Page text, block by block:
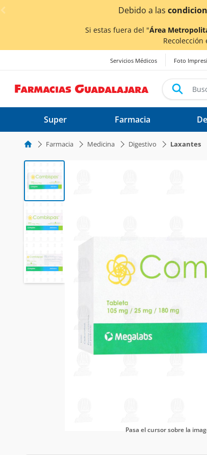
< div class="carousel-inner">condiciones climáticas
Si estas fuera del "Área
Recolección
Servicios Médicos Foto
Super Farmacia
Farmacia Medicina Digestivo Laxantes
Pasa el cursor sobre la